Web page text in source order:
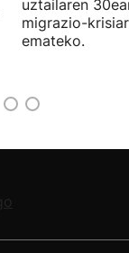
uztailaren
migrazio-
emateko.